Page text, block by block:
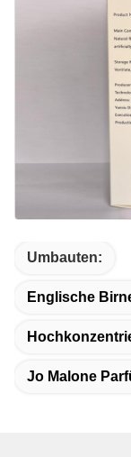
Umbauten:
Englische
Jo Malone